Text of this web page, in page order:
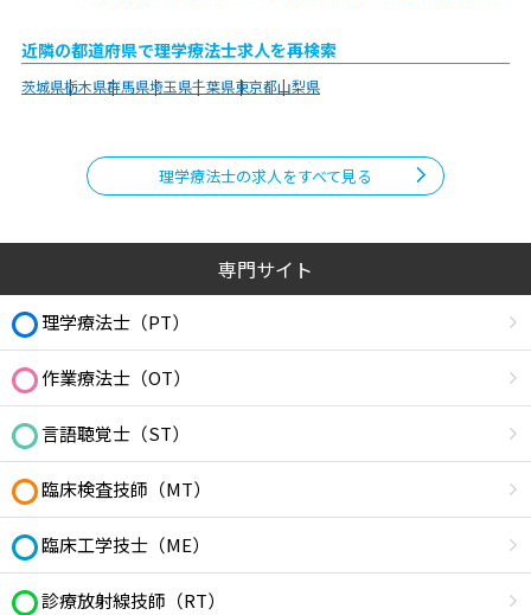
近隣の都道府県で理学療法士求人を再検索
茨城県栃木県群馬県埼玉県千葉県東京都山梨県
理学療法士の求人をすべて見る
専門サイト
理学療法士（PT）
作業療法士（OT）
言語聴覚士（ST）
臨床検査技師（MT）
臨床工学技士（ME）
診療放射線技師（RT）